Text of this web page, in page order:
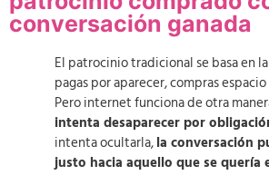
conversación ganada
El patrocinio tradicional se basa en
pagas por aparecer, compras
Pero internet funciona de otra
intenta desaparecer por
intenta ocultarla,la conversación
justo hacia aquello que se quería